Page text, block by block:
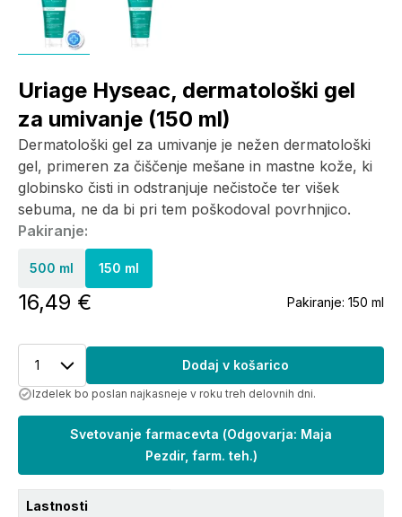
Uriage Hyseac, dermatološki gel
za umivanje (150 ml)
Dermatološki gel za umivanje je nežen dermatološki
gel, primeren za čiščenje mešane in mastne kože, ki
globinsko čisti in odstranjuje nečistoče ter višek
sebuma, ne da bi pri tem poškodoval povrhnjico.
Pakiranje:
500 ml 150 ml
16,49 € Pakiranje: 150 ml
1 Dodaj v košarico
Izdelek bo poslan najkasneje v roku treh delovnih dni.
Svetovanje farmacevta (Odgovarja: Maja
Pezdir, farm. teh.)
Lastnosti